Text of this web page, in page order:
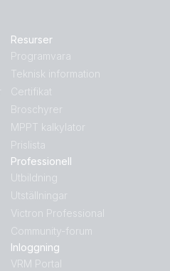
Resurser
Programvara
Teknisk information
Certifikat
Broschyrer
MPPT kalkylator
Prislista
Professionell
Utbildning
Utställningar
Victron Professional
Community-forum
Inloggning
VRM Portal